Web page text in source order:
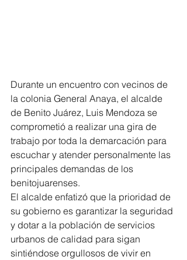
Durante un encuentro con vecinos de
la colonia General Anaya, el alcalde
de Benito Juárez, Luis Mendoza se
comprometió a realizar una gira de
trabajo por toda la demarcación para
escuchar y atender personalmente las
principales demandas de los
benitojuarenses.
El alcalde enfatizó que la prioridad de
su gobierno es garantizar la seguridad
y dotar a la población de servicios
urbanos de calidad para sigan
sintiéndose orgullosos de vivir en